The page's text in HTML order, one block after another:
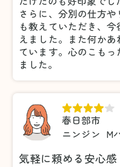
さらに、分別の仕方
も教えていただき、
えました。また何か
ています。心のこも
ました。
春日部市
ニンジン M
気軽に頼める安心感